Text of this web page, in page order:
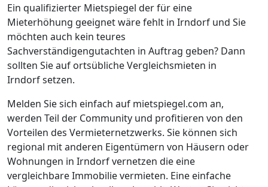
Ein qualifizierter Mietspiegel der für eine
Mieterhöhung geeignet wäre fehlt in Irndorf und Sie
möchten auch kein teures
Sachverständigengutachten in Auftrag geben? Dann
sollten Sie auf ortsübliche Vergleichsmieten in
Irndorf setzen.
Melden Sie sich einfach auf mietspiegel.com an,
werden Teil der Community und profitieren von den
Vorteilen des Vermieternetzwerks. Sie können sich
regional mit anderen Eigentümern von Häusern oder
Wohnungen in Irndorf vernetzen die eine
vergleichbare Immobilie vermieten. Eine einfache